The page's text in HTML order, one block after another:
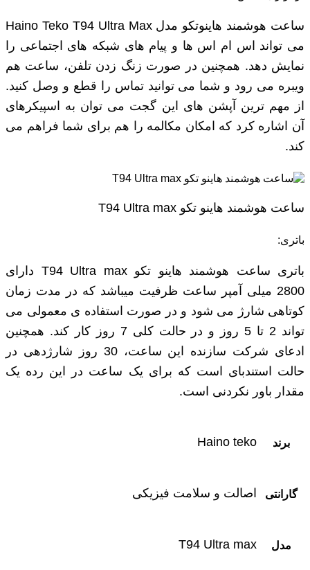
ساعت هوشمند هاینوتکو مدل Haino Teko T94 Ultra Max
می ‌تواند اس ام اس‌ ها و پیام ‌های شبکه ‌های اجتماعی را
نمایش ‌دهد. همچنین در صورت زنگ زدن تلفن، ساعت هم
ویبره می‌ رود و شما می ‌توانید تماس را قطع و وصل کنید.
از مهم‌ ترین آپشن ‌های این گجت می‌ توان به اسپیکرهای
آن اشاره کرد که امکان مکالمه را هم برای شما فراهم می
‌کند.
ساعت هوشمند هاینو تکو T94 Ultra max
باتری:
باتری ساعت هوشمند هاینو تکو T94 Ultra max دارای
2800 میلی آمپر ساعت ظرفیت میباشد که در مدت زمان
کوتاهی شارژ می‌ شود و در صورت استفاده ‌ی معمولی می
‌تواند 2 تا 5 روز و در حالت کلی 7 روز کار کند. همچنین
ادعای شرکت سازنده این ساعت، 30 روز شارژدهی در
حالت استندبای است که برای یک ساعت در این رده یک
مقدار باور نکردنی است.
برند Haino teko
گارانتی اصالت و سلامت فیزیکی
مدل T94 Ultra max